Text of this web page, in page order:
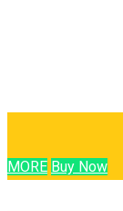
MORE Buy Now